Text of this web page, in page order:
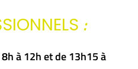
:
à 12h et de 13h15 à